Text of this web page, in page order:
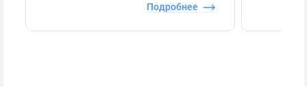
Подробнее